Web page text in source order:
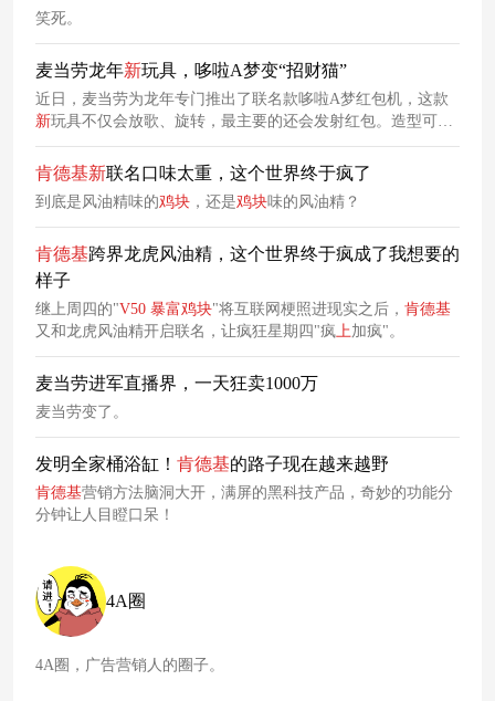
笑死。
麦当劳龙年新玩具，哆啦A梦变“招财猫”
近日，麦当劳为龙年专门推出了联名款哆啦A梦红包机，这款
新玩具不仅会放歌、旋转，最主要的还会发射红包。造型可爱
的哆啦A梦身着中式服装，还能旋转派发红包，为新年聚会增
添欢笑和祝福。活动期间，消费者可在购买任意餐品时现金加
购获得。这下机器猫直接变成了“招财猫”，变成了人人都喜爱
的财神爷。借此寓意，麦当劳将哆啦A梦IP植入到中国新年传
统文化中，衍生出了“招财猫”性质的新玩具。可爱造型，美好
祝福，让人爱不释
肯德基新联名口味太重，这个世界终于疯了
到底是风油精味的鸡块 ，还是鸡块味的风油精？
肯德基跨界龙虎风油精，这个世界终于疯成了我想要的
样子
继上周四的"V50 暴富鸡块"将互联网梗照进现实之后， 肯德基
又和龙虎风油精开启联名，让疯狂星期四"疯 上 加疯"。
麦当劳进军直播界，一天狂卖1000万
麦当劳变了。
发明全家桶浴缸！ 肯德基的路子现在越来越野
肯德基营销方法脑洞大开，满屏的黑科技产品，奇妙的功能分
分钟让人目瞪口呆！
4A圈
4A圈，广告营销人的圈子。